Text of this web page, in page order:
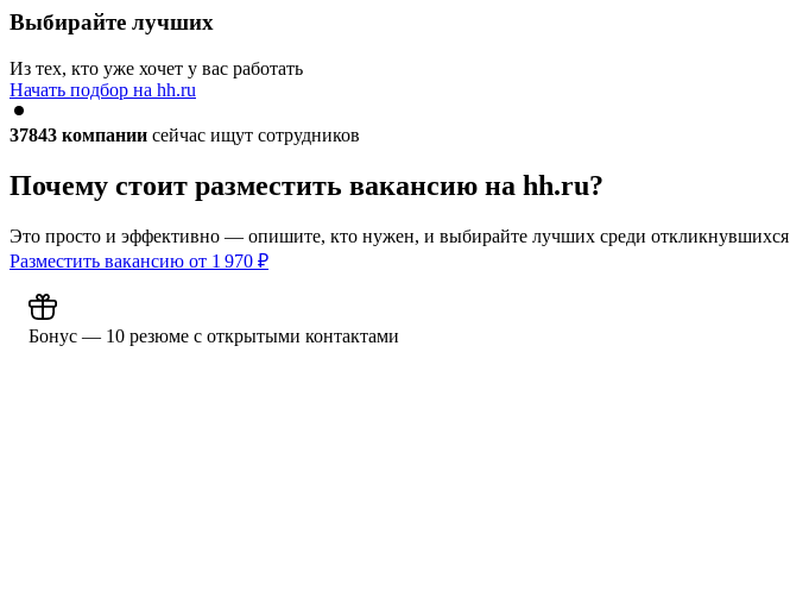
Выбирайте лучших
Из тех, кто уже хочет у вас работать
Начать подбор на hh.ru
37843 компании сейчас ищут сотрудников
Почему стоит разместить вакансию на hh.ru?
Это просто и эффективно — опишите, кто нужен, и выбирайте лучших среди откликнувшихся
Разместить вакансию от 1 970 ₽
Бонус — 10 резюме с открытыми контактами